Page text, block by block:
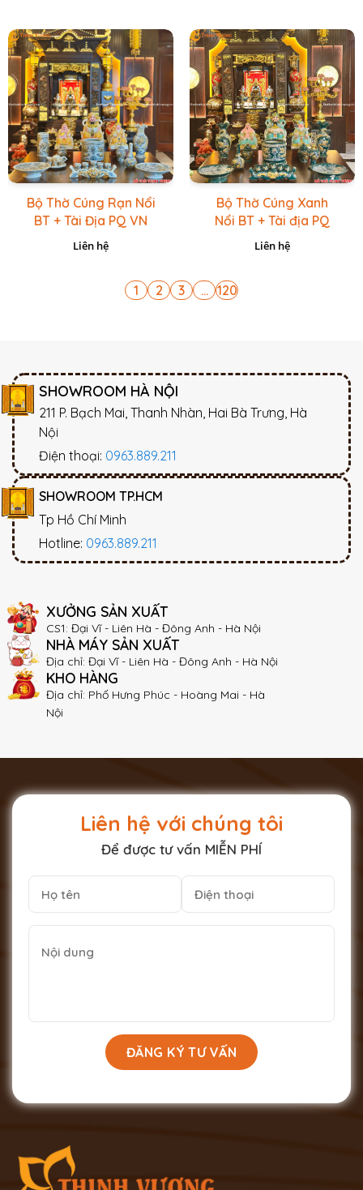
Bộ Thờ Cúng Rạn Nổi
BT + Tài Địa PQ VN
Vàng Caro
Liên hệ
Bộ Thờ Cúng Xanh
Nổi BT + Tài địa PQ
VN Xanh Lục
Liên hệ
1 2 3 ... 120
SHOWROOM HÀ NỘI
211 P. Bạch Mai, Thanh Nhàn, Hai Bà Trưng, Hà
Nội
Điện thoại: 0963.889.211
SHOWROOM TP.HCM
Tp Hồ Chí Minh
Hotline: 0963.889.211
XƯỞNG SẢN XUẤT
CS1: Đại Vĩ - Liên Hà - Đông Anh - Hà Nội
NHÀ MÁY SẢN XUẤT
Địa chỉ: Đại Vĩ - Liên Hà - Đông Anh - Hà Nội
KHO HÀNG
Địa chỉ: Phố Hưng Phúc - Hoàng Mai - Hà
Nội
Liên hệ với chúng tôi
Để được tư vấn MIỄN PHÍ